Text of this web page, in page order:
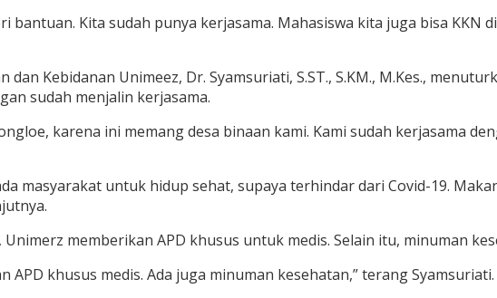
bantuan. Kita sudah punya kerjasama. Mahasiswa kita juga bisa KKN
Kebidanan Unimeez, Dr. Syamsuriati, S.ST., S.KM., M.Kes.,
sudah menjalin kerjasama.
karena ini memang desa binaan kami. Kami sudah kerjasama
masyarakat untuk hidup sehat, supaya terhindar dari Covid-19.
memberikan APD khusus untuk medis. Selain itu, minuman
APD khusus medis. Ada juga minuman kesehatan,” terang Syamsuriati.